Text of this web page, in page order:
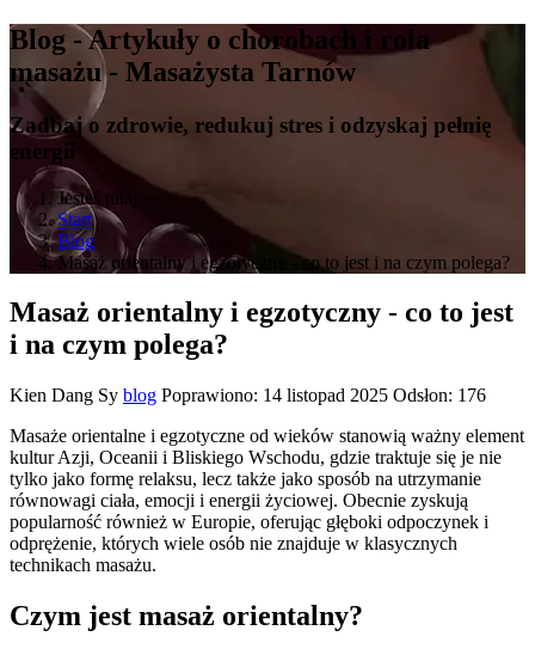
Blog - Artykuły o chorobach i rola
masażu - Masażysta Tarnów
Zadbaj o zdrowie, redukuj stres i odzyskaj pełnię
energii
Jesteś tutaj:
Start
Blog
Masaż orientalny i egzotyczny - co to jest i na czym polega?
Masaż orientalny i egzotyczny - co to jest
i na czym polega?
Kien Dang Sy blog Poprawiono: 14 listopad 2025 Odsłon: 176
Masaże orientalne i egzotyczne od wieków stanowią ważny element
kultur Azji, Oceanii i Bliskiego Wschodu, gdzie traktuje się je nie
tylko jako formę relaksu, lecz także jako sposób na utrzymanie
równowagi ciała, emocji i energii życiowej. Obecnie zyskują
popularność również w Europie, oferując głęboki odpoczynek i
odprężenie, których wiele osób nie znajduje w klasycznych
technikach masażu.
Czym jest masaż orientalny?